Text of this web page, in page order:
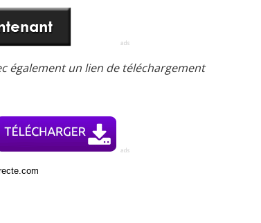
également un lien de téléchargement